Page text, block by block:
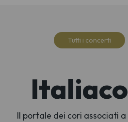
Tutti i concerti
Il portale dei cori associati a